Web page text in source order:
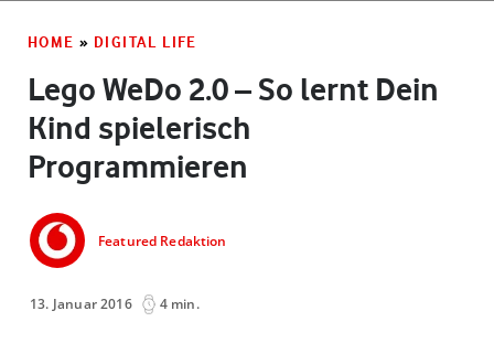
HOME » DIGITAL LIFE
Lego WeDo 2.0 – So lernt Dein
Kind spielerisch
Programmieren
Featured Redaktion
13. Januar 2016 4 min.